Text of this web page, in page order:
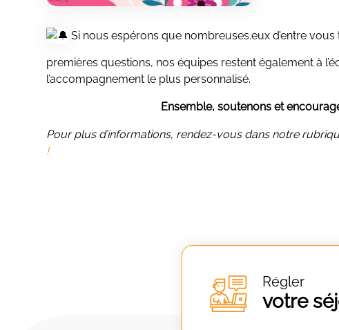
Si nous espérons que nombreuses.eux d’entre
premières questions, nos équipes restent également à
l’accompagnement le plus personnalisé.
Ensemble, soutenons et
Pour plus d’informations, rendez-vous dans notre
!
Régler
votre